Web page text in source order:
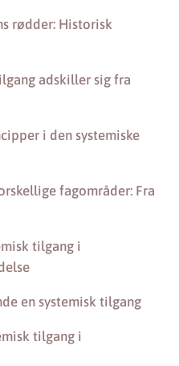
rødder: Historisk
adskiller sig fra
i den systemiske
fagområder: Fra
tilgang i
en systemisk tilgang
tilgang i